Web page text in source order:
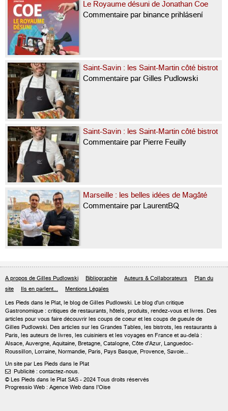
Le Royaume désuni de Jonathan Coe
Commentaire par binance prihlásení
Saint-Savin : les Saint-Martin côté bistrot
Commentaire par Gilles Pudlowski
Saint-Savin : les Saint-Martin côté bistrot
Commentaire par Pierre Feuilly
Marseille : les belles idées de Magâté
Commentaire par LaurentBQ
A propos de Gilles Pudlowski Bibliographie Auteurs & Collaborateurs
Plan du
site
Ils en parlent... Mentions Légales
Les Pieds dans le Plat, le blog de Gilles Pudlowski. Le blog d'un critique
Gastronomique : critiques de restaurants, hôtels, produits, rendez-vous et livres. Des
articles pour vous faire découvrir les coups de coeur et les coups de gueule de
Gilles Pudlowski. Des articles sur les Grandes Tables, les bistrots, les restaurants à
Paris, les auteurs de livres, les cuisiniers et les voyages en France et au-delà :
Alsace, Auvergne, Aquitaine, Bretagne, Catalogne, Côte d'Azur, Languedoc-
Roussillon, Lorraine, Normandie, Paris, Pays Basque, Provence, Savoie...
Un site par Les Pieds dans le Plat
 Publicité : contactez-nous.
© Les Pieds dans le Plat SAS - 2024 Tous droits réservés
Progressio Web : Agence Web dans l'Oise